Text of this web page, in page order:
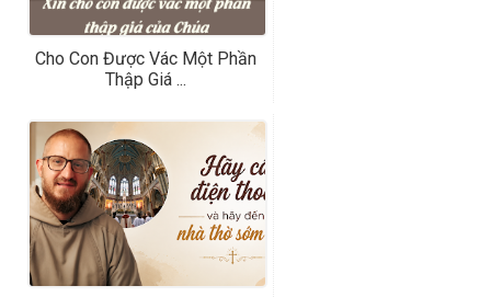
Cho Con Được Vác Một Phần
Thập Giá ...